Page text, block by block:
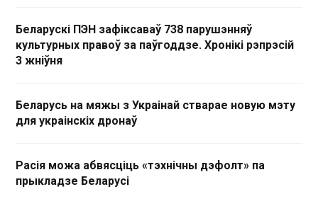
Беларускі ПЭН зафіксаваў 738 парушэнняў
культурных правоў за паўгоддзе. Хронікі рэпрэсій
3 жніўня
Беларусь на мяжы з Украінай стварае новую мэту
для украінскіх дронаў
Расія можа абвясціць «тэхнічны дэфолт» па
прыкладзе Беларусі